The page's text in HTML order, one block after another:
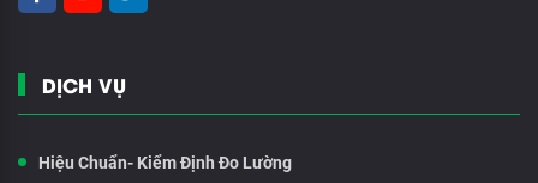
DỊCH VỤ
Hiệu Chuẩn- Kiểm Định Đo Lường